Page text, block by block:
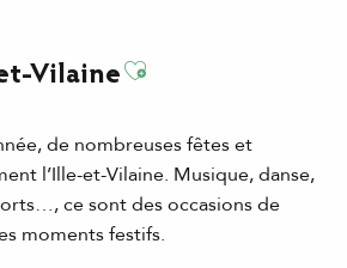
VilaineAjouter aux
de nombreuses fêtes et
l’Ille-et-Vilaine. Musique, danse,
ce sont des occasions de
moments festifs.